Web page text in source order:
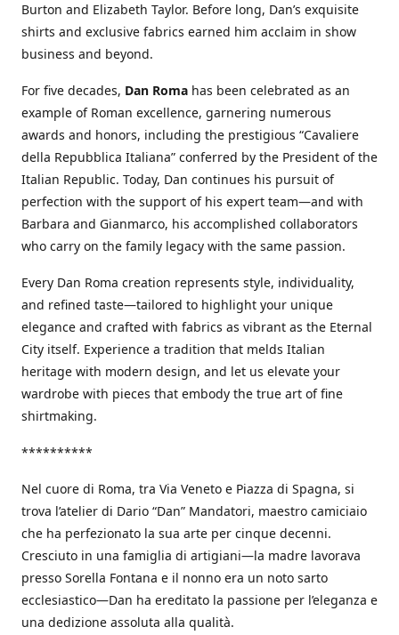
Burton and Elizabeth Taylor. Before long, Dan’s exquisite
shirts and exclusive fabrics earned him acclaim in show
business and beyond.
For five decades, Dan Roma has been celebrated as an
example of Roman excellence, garnering numerous
awards and honors, including the prestigious “Cavaliere
della Repubblica Italiana” conferred by the President of the
Italian Republic. Today, Dan continues his pursuit of
perfection with the support of his expert team—and with
Barbara and Gianmarco, his accomplished collaborators
who carry on the family legacy with the same passion.
Every Dan Roma creation represents style, individuality,
and refined taste—tailored to highlight your unique
elegance and crafted with fabrics as vibrant as the Eternal
City itself. Experience a tradition that melds Italian
heritage with modern design, and let us elevate your
wardrobe with pieces that embody the true art of fine
shirtmaking.
**********
Nel cuore di Roma, tra Via Veneto e Piazza di Spagna, si
trova l’atelier di Dario “Dan” Mandatori, maestro camiciaio
che ha perfezionato la sua arte per cinque decenni.
Cresciuto in una famiglia di artigiani—la madre lavorava
presso Sorella Fontana e il nonno era un noto sarto
ecclesiastico—Dan ha ereditato la passione per l’eleganza e
una dedizione assoluta alla qualità.